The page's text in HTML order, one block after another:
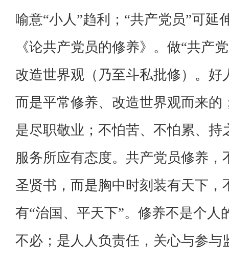
喻意“小人”趋利；“共产党员”可延
《论共产党员的修养》。做“共产
改造世界观（乃至斗私批修）。
而是平常修养、改造世界观而来
是尽职敬业；不怕苦、不怕累、
服务所应有态度。共产党员修养
圣贤书，而是胸中时刻装有天下
有“治国、平天下”。修养不是个人
不必；是人人负责任，关心与参